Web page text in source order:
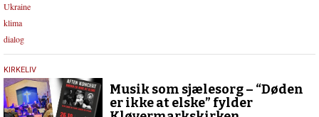
Ukraine
klima
dialog
31.
oktober
2025
KIRKELIV
Musik som sjælesorg – “Døden
er ikke at elske” fylder